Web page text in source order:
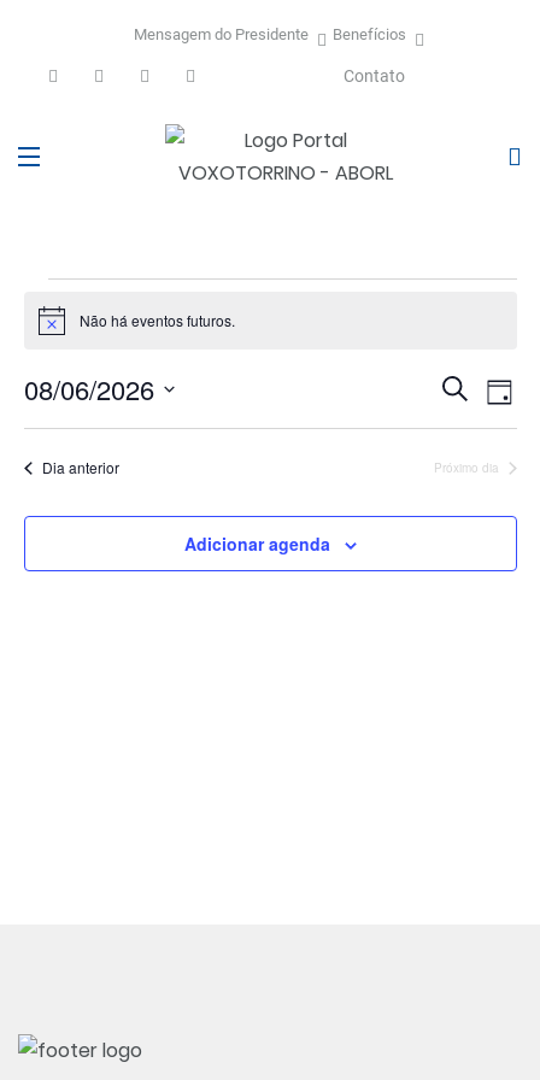
Mensagem do Presidente Benefícios
Contato
Eventos
6
agosto
2026
Notice Não há eventos futuros.
e
visuais
de
Procurar
do
Dia
08/06/2026
Selecione
a
data.
Dia anterior Próximo dia
Adicionar agenda